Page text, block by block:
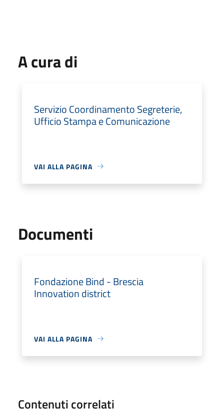
A cura di
Servizio Coordinamento Segreterie,
Ufficio Stampa e Comunicazione
VAI ALLA PAGINA
Documenti
Fondazione Bind - Brescia
Innovation district
VAI ALLA PAGINA
Contenuti correlati